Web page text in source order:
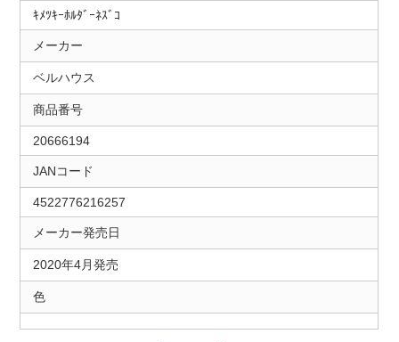
ｷﾒﾂｷｰﾎﾙﾀﾞｰﾈｽﾞｺ
メーカー
ベルハウス
商品番号
20666194
JANコード
4522776216257
メーカー発売日
2020年4月発売
色